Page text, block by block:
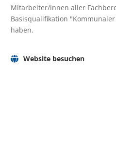
Mitarbeiter/innen aller
Basisqualifikation
haben.
Website besuchen